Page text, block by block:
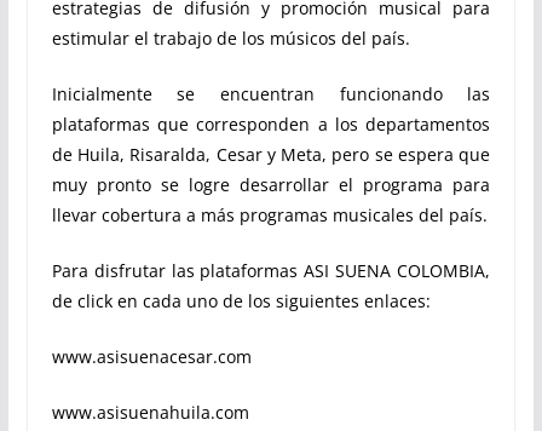
estrategias de difusión y promoción musical para
estimular el trabajo de los músicos del país.
Inicialmente se encuentran funcionando las
plataformas que corresponden a los departamentos
de Huila, Risaralda, Cesar y Meta, pero se espera que
muy pronto se logre desarrollar el programa para
llevar cobertura a más programas musicales del país.
Para disfrutar las plataformas ASI SUENA COLOMBIA,
de click en cada uno de los siguientes enlaces:
www.asisuenacesar.com
www.asisuenahuila.com